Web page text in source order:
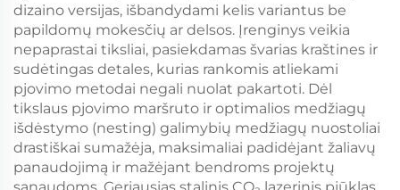
dizaino versijas, išbandydami kelis variantus be
papildomų mokesčių ar delsos. Įrenginys veikia
nepaprastai tiksliai, pasiekdamas švarias kraštines ir
sudėtingas detales, kurias rankomis atliekami
pjovimo metodai negali nuolat pakartoti. Dėl
tikslaus pjovimo maršruto ir optimalios medžiagų
išdėstymo (nesting) galimybių medžiagų nuostoliai
drastiškai sumažėja, maksimaliai padidėjant žaliavų
panaudojimą ir mažėjant bendroms projektų